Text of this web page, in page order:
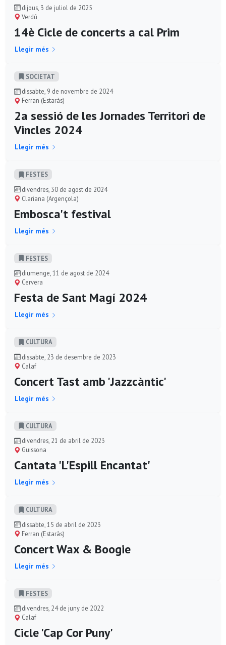
dijous, 3 de juliol de 2025
Verdú
14è Cicle de concerts a cal Prim
Llegir més
SOCIETAT
dissabte, 9 de novembre de 2024
Ferran (Estaràs)
2a sessió de les Jornades Territori de
Vincles 2024
Llegir més
FESTES
divendres, 30 de agost de 2024
Clariana (Argençola)
Embosca't festival
Llegir més
FESTES
diumenge, 11 de agost de 2024
Cervera
Festa de Sant Magí 2024
Llegir més
CULTURA
dissabte, 23 de desembre de 2023
Calaf
Concert Tast amb 'Jazzcàntic'
Llegir més
CULTURA
divendres, 21 de abril de 2023
Guissona
Cantata 'L'Espill Encantat'
Llegir més
CULTURA
dissabte, 15 de abril de 2023
Ferran (Estaràs)
Concert Wax & Boogie
Llegir més
FESTES
divendres, 24 de juny de 2022
Calaf
Cicle 'Cap Cor Puny'